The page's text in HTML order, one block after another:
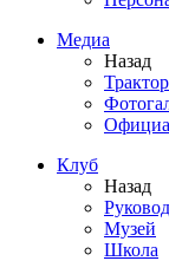
Медиа
Назад
Клуб
Назад
Музей
Школа